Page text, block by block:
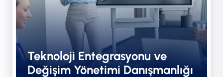
Teknoloji Entegrasyonu ve
Değişim Yönetimi Danışmanlığı